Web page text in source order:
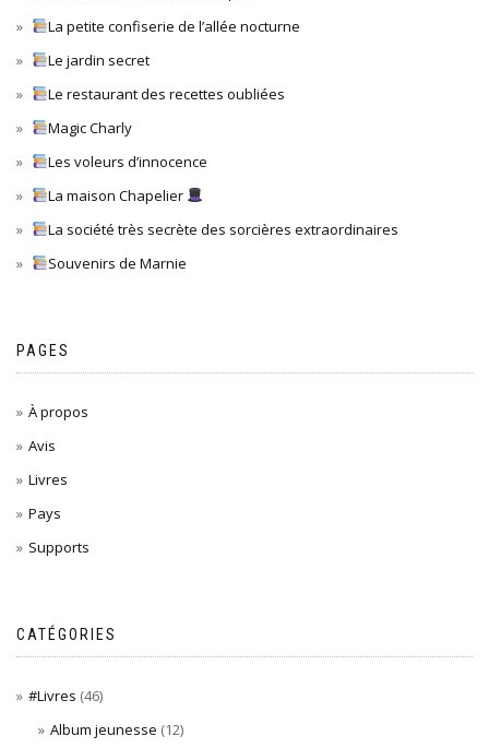
La petite confiserie de l’allée nocturne
Le jardin secret
Le restaurant des recettes oubliées
Magic Charly
Les voleurs d’innocence
La maison Chapelier
La société très secrète des sorcières extraordinaires
Souvenirs de Marnie
PAGES
À propos
Avis
Livres
Pays
Supports
CATÉGORIES
#Livres (46)
Album jeunesse (12)